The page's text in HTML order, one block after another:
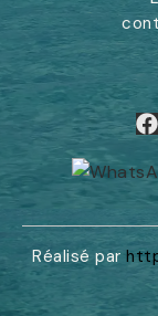
Réalisé par